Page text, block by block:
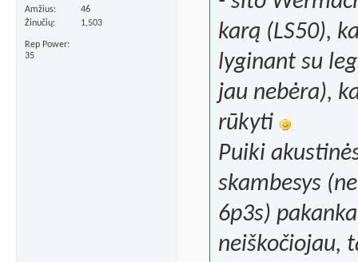
Amžius
46
Žinučių
1,503
Rep Power
35
karą (LS50),
lyginant su
jau nebėra),
rūkyti
Puiki
skambesys
6p3s)
neiškočiojau,